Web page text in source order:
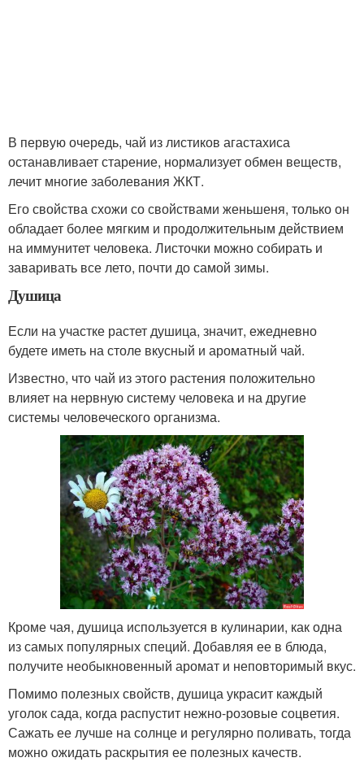
В первую очередь, чай из листиков агастахиса
останавливает старение, нормализует обмен веществ,
лечит многие заболевания ЖКТ.
Его свойства схожи со свойствами женьшеня, только он
обладает более мягким и продолжительным действием
на иммунитет человека. Листочки можно собирать и
заваривать все лето, почти до самой зимы.
Душица
Если на участке растет душица, значит, ежедневно
будете иметь на столе вкусный и ароматный чай.
Известно, что чай из этого растения положительно
влияет на нервную систему человека и на другие
системы человеческого организма.
Кроме чая, душица используется в кулинарии, как одна
из самых популярных специй. Добавляя ее в блюда,
получите необыкновенный аромат и неповторимый вкус.
Помимо полезных свойств, душица украсит каждый
уголок сада, когда распустит нежно-розовые соцветия.
Сажать ее лучше на солнце и регулярно поливать, тогда
можно ожидать раскрытия ее полезных качеств.